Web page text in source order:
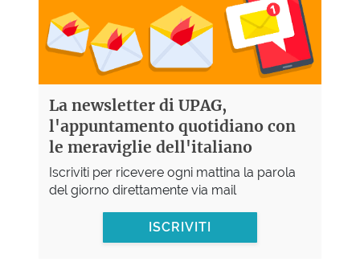
La newsletter di UPAG,
l'appuntamento quotidiano con
le meraviglie dell'italiano
Iscriviti per ricevere ogni mattina la parola
del giorno direttamente via mail
ISCRIVITI